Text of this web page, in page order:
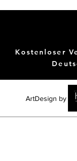
ArtDesign by
Kostenloser